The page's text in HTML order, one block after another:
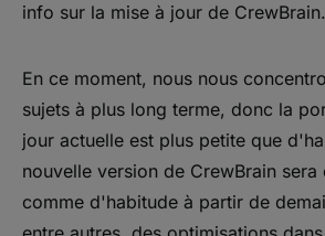
info sur la mise à jour de CrewBrain.
En ce moment, nous nous
sujets à plus long terme, donc la
jour actuelle est plus petite que
nouvelle version de CrewBrain sera
comme d'habitude à partir de